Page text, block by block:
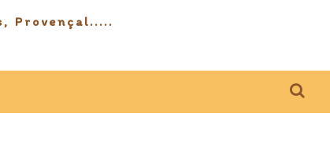
Provençal.....